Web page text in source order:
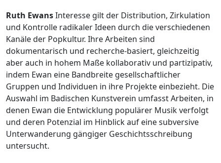
Ruth EwansInteresse gilt der Distribution, Zirkulation
und Kontrolle radikaler Ideen durch die verschiedenen
Kanäle der Popkultur. Ihre Arbeiten sind
dokumentarisch und recherche-basiert, gleichzeitig
aber auch in hohem Maße kollaborativ und partizipativ,
indem Ewan eine Bandbreite gesellschaftlicher
Gruppen und Individuen in ihre Projekte einbezieht. Die
Auswahl im Badischen Kunstverein umfasst Arbeiten, in
denen Ewan die Entwicklung populärer Musik verfolgt
und deren Potenzial im Hinblick auf eine subversive
Unterwanderung gängiger Geschichtsschreibung
untersucht.